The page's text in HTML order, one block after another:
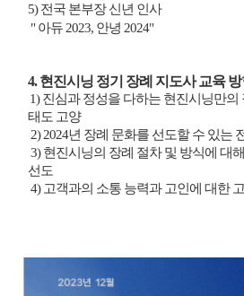
5) 전국 본부장 신년 인사
" 아듀 2023, 안녕 2024"
4. 현진시닝 정기 장례 지도사 교육
1) 진심과 정성을 다하는 현진시닝만
태도 고양
2) 2024년 장례 문화를 선도할 수 있는
3) 현진시닝의 장례 절차 및 방식에 대
선도
4) 고객과의 소통 능력과 고인에 대한